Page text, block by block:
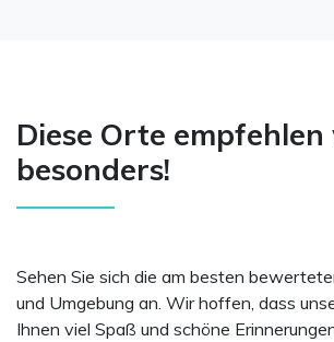
Diese Orte
besonders!
Sehen Sie sich die am besten
und Umgebung an. Wir hoffen, dass
Ihnen viel Spaß und schöne